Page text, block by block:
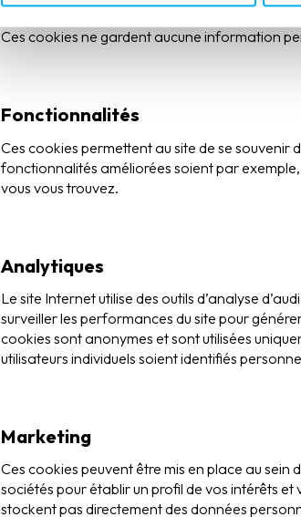
Ces cookies ne gardent aucune information
Fonctionnalités
Ces cookies permettent au site de se
fonctionnalités améliorées soient par
vous vous trouvez.
Analytiques
Le site Internet utilise des outils d’analyse
surveiller les performances du site pour
cookies sont anonymes et sont utilisées
utilisateurs individuels soient identifiés
Marketing
Ces cookies peuvent être mis en place au sein
sociétés pour établir un profil de vos intérêts et
stockent pas directement des données